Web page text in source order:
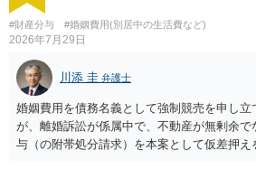
#財産分与 #婚姻費用(別居中の生活費など)
2026年7月29日
川添 圭 弁護士
婚姻費用を債務名義として強制競売を申し立
が、離婚訴訟が係属中で、不動産が無剰余で
与（の附帯処分請求）を本案として仮差押